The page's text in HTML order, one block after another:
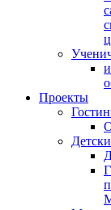
Проекты